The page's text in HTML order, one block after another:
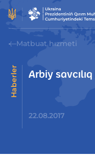
Matbuat hızmeti
Haberler Arbiy
22.08.2017